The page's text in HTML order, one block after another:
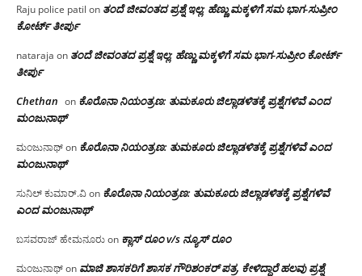
Raju police patil on ತಂದೆ ಜೀವಂತದ ಪ್ರಶ್ನೆ ಇಲ್ಲ: ಹೆಣ್ಣು ಮಕ್ಕಳಿಗೆ ಸಮ ಭಾಗ-ಸುಪ್ರೀಂ
ಕೋರ್ಟ್ ತೀರ್ಪು
nataraja on ತಂದೆ ಜೀವಂತದ ಪ್ರಶ್ನೆ ಇಲ್ಲ: ಹೆಣ್ಣು ಮಕ್ಕಳಿಗೆ ಸಮ ಭಾಗ-ಸುಪ್ರೀಂ ಕೋರ್ಟ್
ತೀರ್ಪು
Chethan on ಕೊರೊನಾ ನಿಯಂತ್ರಣ: ತುಮಕೂರು ಜಿಲ್ಲಾಡಳಿತಕ್ಕೆ ಪ್ರಶ್ನೆಗಳಿವೆ ಎಂದ
ಮಂಜು‌ನಾಥ್
ಮಂಜುನಾಥ್on ಕೊರೊನಾ ನಿಯಂತ್ರಣ: ತುಮಕೂರು ಜಿಲ್ಲಾಡಳಿತಕ್ಕೆ ಪ್ರಶ್ನೆಗಳಿವೆ ಎಂದ
ಮಂಜು‌ನಾಥ್
ಸುನಿಲ್ ಕುಮಾರ್.ವಿon ಕೊರೊನಾ ನಿಯಂತ್ರಣ: ತುಮಕೂರು ಜಿಲ್ಲಾಡಳಿತಕ್ಕೆ ಪ್ರಶ್ನೆಗಳಿವೆ
ಎಂದ ಮಂಜು‌ನಾಥ್
ಬಸವರಾಜ್ ಹೇಮನೂರುon ಕ್ಲಾಸ್ ರೂಂ v/s ನ್ಯೂಸ್ ರೂಂ
ಮಂಜುನಾಥ್on ಮಾಜಿ ಶಾಸಕರಿಗೆ ಶಾಸಕ ಗೌರಿಶಂಕರ್ ಪತ್ರ, ಕೇಳಿದ್ದಾರೆ ಹಲವು ಪ್ರಶ್ನೆ